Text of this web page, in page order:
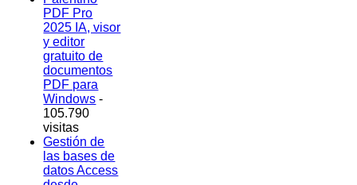
PDF Pro
2025 IA, visor
y editor
gratuito de
documentos
PDF para
Windows -
105.790
visitas
Gestión de
las bases de
datos Access